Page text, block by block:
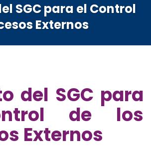
SGC para el Control
Externos
del SGC para
de los
Externos